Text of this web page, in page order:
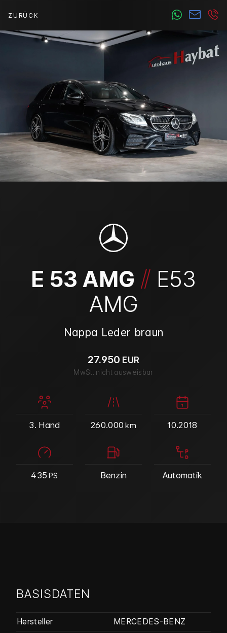
ZURÜCK
E 53 AMG // E53
AMG
Nappa Leder braun
27.950 EUR
MwSt. nicht ausweisbar
3. Hand 260.000 km 10.2018
435 PS Benzin Automatik
BASISDATEN
Hersteller
MERCEDES-BENZ